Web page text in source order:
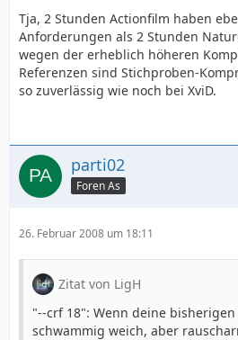
Tja, 2 Stunden Actionfilm haben
Anforderungen als 2 Stunden
wegen der erheblich höheren
Referenzen sind Stichproben-
so zuverlässig wie noch bei XviD.
parti02
Foren As
26. Februar 2008 um 18:11
Zitat von LigH
"--crf 18": Wenn deine bisherigen
schwammig weich, aber